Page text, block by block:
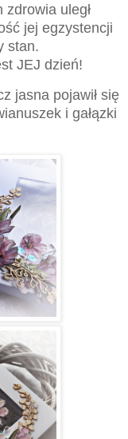
uległ
jej egzystencji
stan.
JEJ dzień!
jasna pojawił się
i gałązki